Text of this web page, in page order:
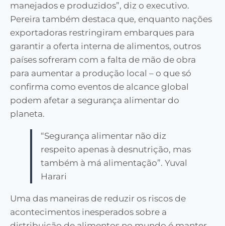
manejados e produzidos”, diz o executivo.
Pereira também destaca que, enquanto nações
exportadoras restringiram embarques para
garantir a oferta interna de alimentos, outros
países sofreram com a falta de mão de obra
para aumentar a produção local – o que só
confirma como eventos de alcance global
podem afetar a segurança alimentar do
planeta.
“Segurança alimentar não diz
respeito apenas à desnutrição, mas
também à má alimentação”. Yuval
Harari
Uma das maneiras de reduzir os riscos de
acontecimentos inesperados sobre a